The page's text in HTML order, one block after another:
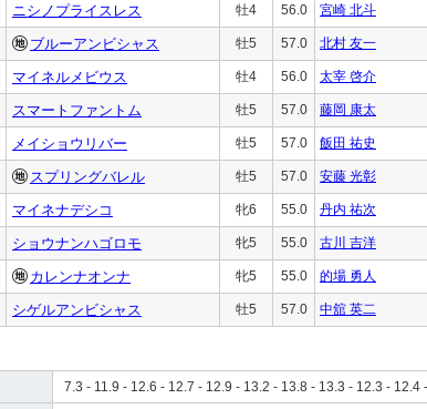
ニシノプライスレス 牡4 56.0 宮崎 北斗
ブルーアンビシャス 牡5 57.0 北村 友一
マイネルメビウス 牡4 56.0 太宰 啓介
スマートファントム 牡5 57.0 藤岡 康太
メイショウリバー 牡5 57.0 飯田 祐史
スプリングバレル 牡5 57.0 安藤 光彰
マイネナデシコ 牝6 55.0 丹内 祐次
ショウナンハゴロモ 牝5 55.0 古川 吉洋
カレンナオンナ 牝5 55.0 的場 勇人
シゲルアンビシャス 牡5 57.0 中舘 英二
7.3 - 11.9 - 12.6 - 12.7 - 12.9 - 13.2 - 13.8 - 13.3 - 12.3 - 12.4